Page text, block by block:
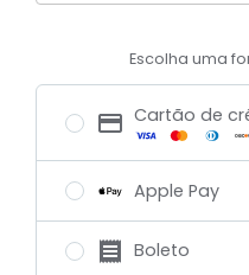
Escolha uma
Cartão de
Apple Pay
Boleto